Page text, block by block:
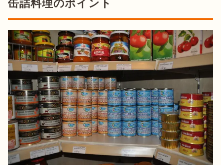
缶詰料理のポイント